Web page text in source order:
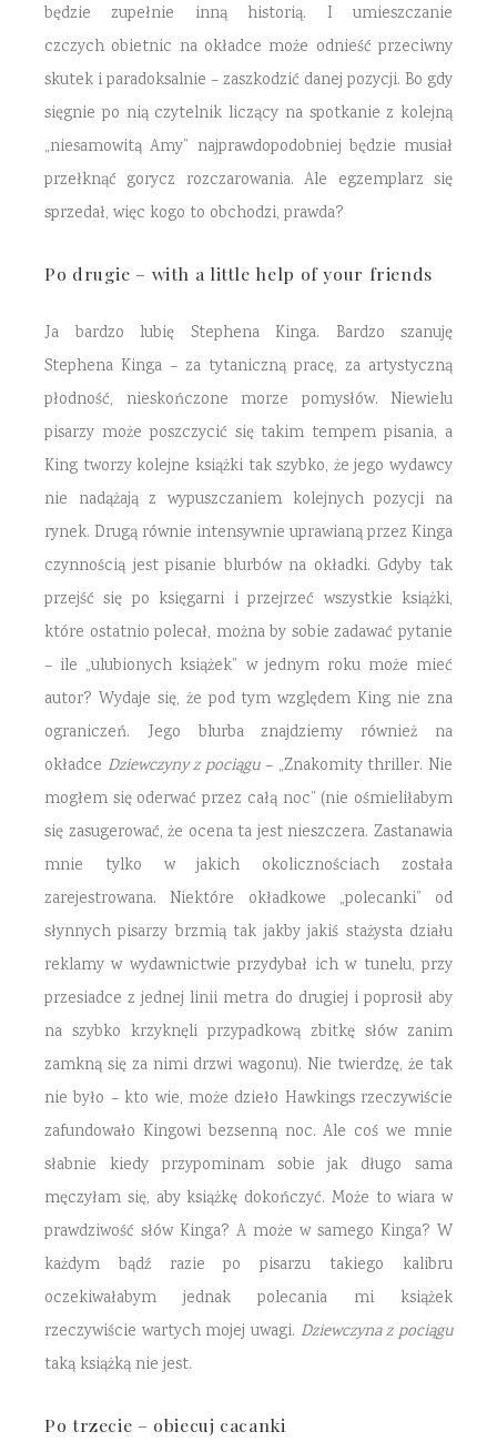
będzie zupełnie inną historią. I umieszczanie
czczych obietnic na okładce może odnieść przeciwny
skutek i paradoksalnie – zaszkodzić danej pozycji. Bo gdy
sięgnie po nią czytelnik liczący na spotkanie z kolejną
„niesamowitą Amy” najprawdopodobniej będzie musiał
przełknąć gorycz rozczarowania. Ale egzemplarz się
sprzedał, więc kogo to obchodzi, prawda?
Po drugie – with a little help of your friends
Ja bardzo lubię Stephena Kinga. Bardzo szanuję
Stephena Kinga – za tytaniczną pracę, za artystyczną
płodność, nieskończone morze pomysłów. Niewielu
pisarzy może poszczycić się takim tempem pisania, a
King tworzy kolejne książki tak szybko, że jego wydawcy
nie nadążają z wypuszczaniem kolejnych pozycji na
rynek. Drugą równie intensywnie uprawianą przez Kinga
czynnością jest pisanie blurbów na okładki. Gdyby tak
przejść się po księgarni i przejrzeć wszystkie książki,
które ostatnio polecał, można by sobie zadawać pytanie
– ile „ulubionych książek” w jednym roku może mieć
autor? Wydaje się, że pod tym względem King nie zna
ograniczeń. Jego blurba znajdziemy również na
okładce Dziewczyny z pociągu– „Znakomity thriller. Nie
mogłem się oderwać przez całą noc” (nie ośmieliłabym
się zasugerować, że ocena ta jest nieszczera. Zastanawia
mnie tylko w jakich okolicznościach została
zarejestrowana. Niektóre okładkowe „polecanki” od
słynnych pisarzy brzmią tak jakby jakiś stażysta działu
reklamy w wydawnictwie przydybał ich w tunelu, przy
przesiadce z jednej linii metra do drugiej i poprosił aby
na szybko krzyknęli przypadkową zbitkę słów zanim
zamkną się za nimi drzwi wagonu). Nie twierdzę, że tak
nie było – kto wie, może dzieło Hawkings rzeczywiście
zafundowało Kingowi bezsenną noc. Ale coś we mnie
słabnie kiedy przypominam sobie jak długo sama
męczyłam się, aby książkę dokończyć. Może to wiara w
prawdziwość słów Kinga? A może w samego Kinga? W
każdym bądź razie po pisarzu takiego kalibru
oczekiwałabym jednak polecania mi książek
rzeczywiście wartych mojej uwagi. Dziewczyna z pociągu
taką książką nie jest.
Po trzecie – obiecuj cacanki